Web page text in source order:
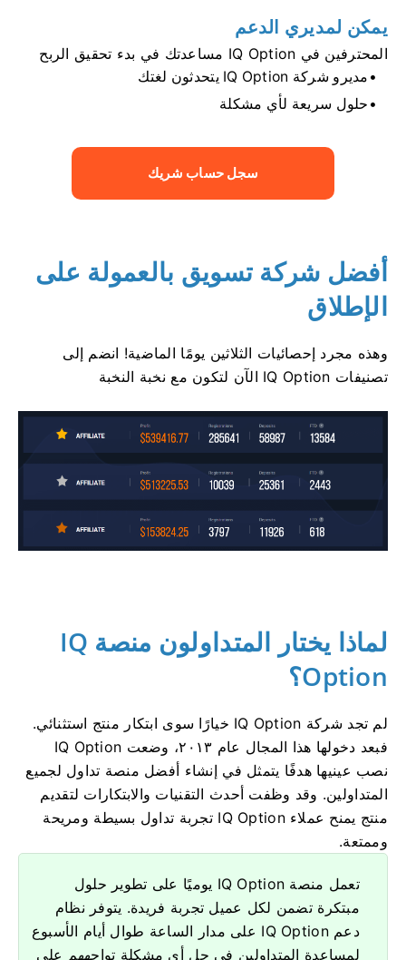
يمكن لمديري الدعم
المحترفين في IQ Option مساعدتك في بدء تحقيق الربح
مديرو شركة IQ Option يتحدثون لغتك
حلول سريعة لأي مشكلة
سجل حساب شريك
أفضل شركة تسويق بالعمولة على
الإطلاق
وهذه مجرد إحصائيات الثلاثين يومًا الماضية! انضم إلى
تصنيفات IQ Option الآن لتكون مع نخبة النخبة
لماذا يختار المتداولون منصة IQ
Option؟
لم تجد شركة IQ Option خيارًا سوى ابتكار منتج استثنائي.
فبعد دخولها هذا المجال عام ٢٠١٣، وضعت IQ Option
نصب عينيها هدفًا يتمثل في إنشاء أفضل منصة تداول لجميع
المتداولين. وقد وظفت أحدث التقنيات والابتكارات لتقديم
منتج يمنح عملاء IQ Option تجربة تداول بسيطة ومريحة
وممتعة.
تعمل منصة IQ Option يوميًا على تطوير حلول
مبتكرة تضمن لكل عميل تجربة فريدة. يتوفر نظام
دعم IQ Option على مدار الساعة طوال أيام الأسبوع
لمساعدة المتداولين في حل أي مشكلة تواجههم على